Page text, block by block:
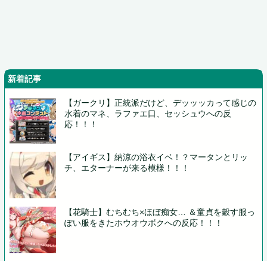
新着記事
【ガークリ】正統派だけど、デッッッカって感じの
水着のマネ、ラファエ口、セッシュウへの反
応！！！
【アイギス】納涼の浴衣イベ！？マータンとリッ
チ、エターナーが来る模様！！！
【花騎士】むちむち×ほぼ痴女… ＆童貞を穀す服っ
ぽい服をきたホウオウボクへの反応！！！